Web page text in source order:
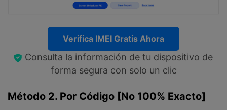
Verifica IMEI Gratis Ahora
Consulta la información de tu dispositivo de
forma segura con solo un clic
Método 2. Por Código [No 100% Exacto]